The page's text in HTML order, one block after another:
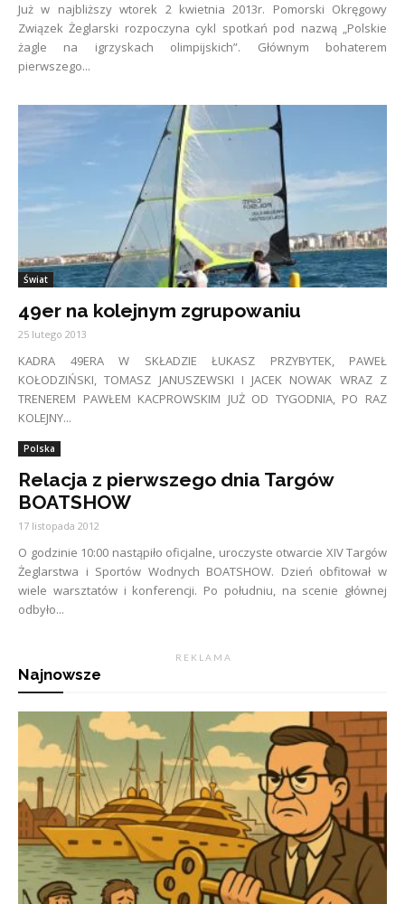
Już w najbliższy wtorek 2 kwietnia 2013r. Pomorski Okręgowy
Związek Żeglarski rozpoczyna cykl spotkań pod nazwą „Polskie
żagle na igrzyskach olimpijskich”. Głównym bohaterem
pierwszego...
Świat
49er na kolejnym zgrupowaniu
25 lutego 2013
KADRA 49ERA W SKŁADZIE ŁUKASZ PRZYBYTEK, PAWEŁ
KOŁODZIŃSKI, TOMASZ JANUSZEWSKI I JACEK NOWAK WRAZ Z
TRENEREM PAWŁEM KACPROWSKIM JUŻ OD TYGODNIA, PO RAZ
KOLEJNY...
Polska
Relacja z pierwszego dnia Targów
BOATSHOW
17 listopada 2012
O godzinie 10:00 nastąpiło oficjalne, uroczyste otwarcie XIV Targów
Żeglarstwa i Sportów Wodnych BOATSHOW. Dzień obfitował w
wiele warsztatów i konferencji. Po południu, na scenie głównej
odbyło...
R E K L A M A
Najnowsze